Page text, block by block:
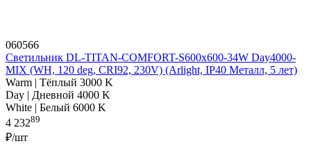
060566
Светильник DL-TITAN-COMFORT-S600x600-34W Day4000-
MIX (WH, 120 deg, CRI92, 230V) (Arlight, IP40 Металл, 5 лет)
Warm | Тёплый 3000 K
Day | Дневной 4000 K
White | Белый 6000 K
4 23289
₽/шт